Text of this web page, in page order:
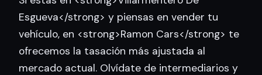
Esgueva</strong> y piensas en vender tu
vehículo, en <strong>Ramon Cars</strong> te
ofrecemos la tasación más ajustada al
mercado actual. Olvídate de intermediarios y